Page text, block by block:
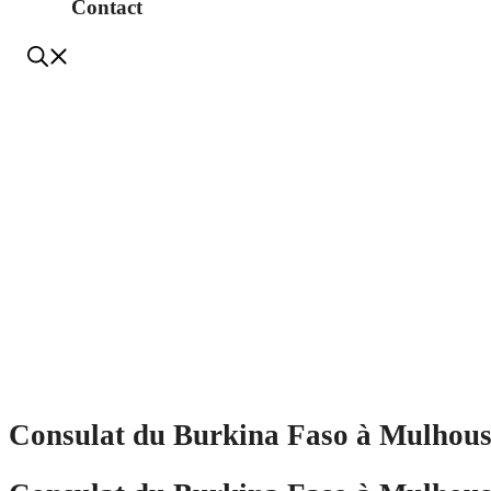
Contact
Consulat du Burkina Faso à